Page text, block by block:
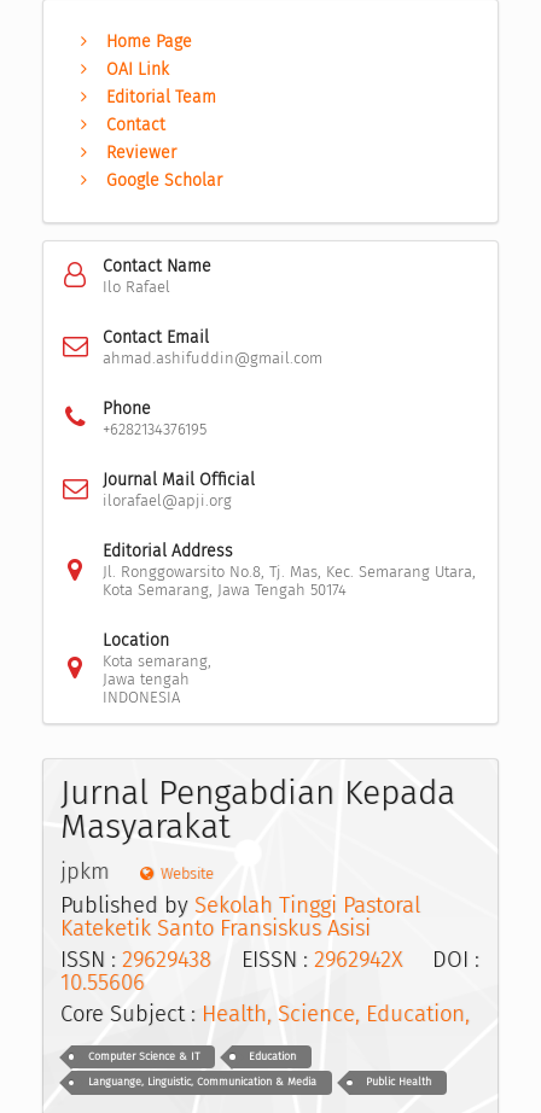
Home Page
OAI Link
Editorial Team
Contact
Reviewer
Google Scholar
Contact Name
Ilo Rafael
Contact Email
ahmad.ashifuddin@gmail.com
Phone
+6282134376195
Journal Mail Official
ilorafael@apji.org
Editorial Address
Jl. Ronggowarsito No.8, Tj. Mas, Kec. Semarang Utara,
Kota Semarang, Jawa Tengah 50174
Location
Kota semarang,
Jawa tengah
INDONESIA
Jurnal Pengabdian Kepada
Masyarakat
jpkm Website
Published by Sekolah Tinggi Pastoral
Kateketik Santo Fransiskus Asisi
ISSN : 29629438 EISSN : 2962942XDOI :
10.55606
Core Subject : Health, Science, Education,
Computer Science & IT Education
Languange, Linguistic, Communication & Media Public Health